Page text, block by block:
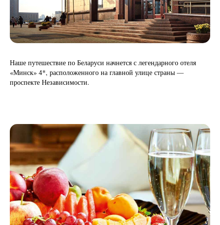
Наше путешествие по Беларуси начнется с легендарного отеля
«Минск» 4*, расположенного на главной улице страны —
проспекте Независимости.